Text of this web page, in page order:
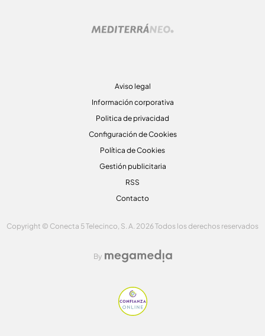
Aviso legal
Información corporativa
Politica de privacidad
Configuración de Cookies
Política de Cookies
Gestión publicitaria
RSS
Contacto
Copyright © Conecta 5 Telecinco, S. A. 2026 Todos los derechos reservados
By